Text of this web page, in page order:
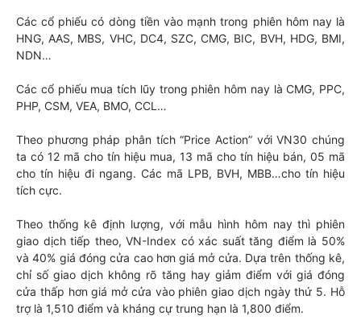
Các cổ phiếu có dòng tiền vào mạnh trong phiên hôm nay là
HNG, AAS, MBS, VHC, DC4, SZC, CMG, BIC, BVH, HDG, BMI,
NDN…
Các cổ phiếu mua tích lũy trong phiên hôm nay là CMG, PPC,
PHP, CSM, VEA, BMO, CCL…
Theo phương pháp phân tích “Price Action” với VN30 chúng
ta có 12 mã cho tín hiệu mua, 13 mã cho tín hiệu bán, 05 mã
cho tín hiệu đi ngang. Các mã LPB, BVH, MBB…cho tín hiệu
tích cực.
Theo thống kê định lượng, với mẫu hình hôm nay thì phiên
giao dịch tiếp theo, VN-Index có xác suất tăng điểm là 50%
và 40% giá đóng cửa cao hơn giá mở cửa. Dựa trên thống kê,
chỉ số giao dịch không rõ tăng hay giảm điểm với giá đóng
cửa thấp hơn giá mở cửa vào phiên giao dịch ngày thứ 5. Hỗ
trợ là 1,510 điểm và kháng cự trung hạn là 1,800 điểm.